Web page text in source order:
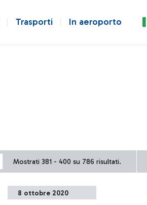
Trasporti In aeroporto
Mostrati 381 - 400 su 786 risultati.
8 ottobre 2020